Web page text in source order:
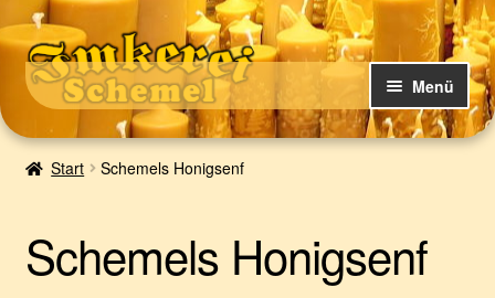
Zur
Navigation
springen
Zum
Inhalt
springen
Menü
Bergsträßer Honig-Shop – unser Online-Shop U
r
m
t
e
Neuigkeiten
Start Schemels Honigsenf
Schemels Honigsenf